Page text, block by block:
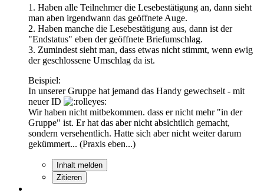
1. Haben alle Teilnehmer die Lesebestätigung an, dann sieht
man aben irgendwann das geöffnete Auge.
2. Haben manche die Lesebestätigung aus, dann ist der
"Endstatus" eben der geöffnete Briefumschlag.
3. Zumindest sieht man, dass etwas nicht stimmt, wenn ewig
der geschlossene Umschlag da ist.
Beispiel:
In unserer Gruppe hat jemand das Handy gewechselt - mit
neuer ID
Wir haben nicht mitbekommen. dass er nicht mehr "in der
Gruppe" ist. Er hat das aber nicht absichtlich gemacht,
sondern versehentlich. Hatte sich aber nicht weiter darum
gekümmert... (Praxis eben...)
Inhalt melden
Zitieren